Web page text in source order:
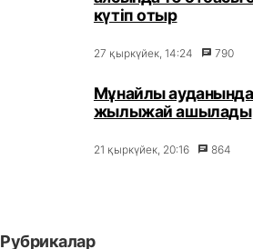
күтіп отыр
27 қыркүйек, 14:24 790
Мұнайлы ауданында
жылыжай ашылады
21 қыркүйек, 20:16 864
Рубрикалар